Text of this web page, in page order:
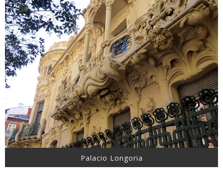
Palacio Longoria